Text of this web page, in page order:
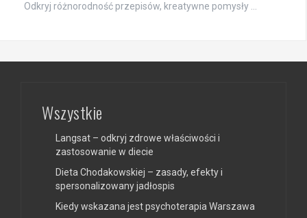
Odkryj różnorodność przepisów, kreatywne pomysły …
Wszystkie
Langsat – odkryj zdrowe właściwości i
zastosowanie w diecie
Dieta Chodakowskiej – zasady, efekty i
spersonalizowany jadłospis
Kiedy wskazana jest psychoterapia Warszawa